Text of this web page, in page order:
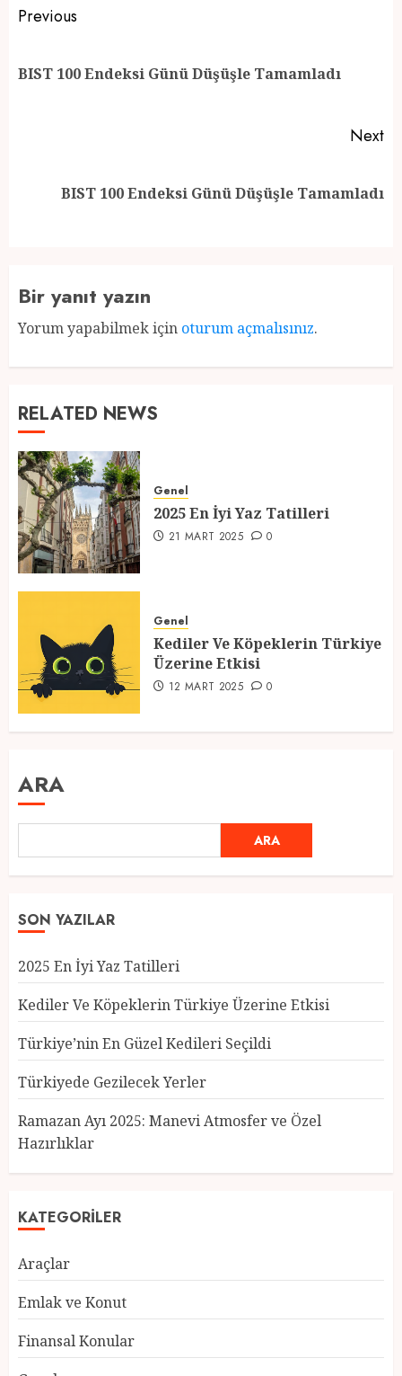
Post
Previous
BIST 100 Endeksi Günü Düşüşle Tamamladı
Next
BIST 100 Endeksi Günü Düşüşle Tamamladı
Bir yanıt yazın
Yorum yapabilmek için oturum açmalısınız.
RELATED NEWS
Genel
2025 En İyi Yaz Tatilleri
21 MART 2025 0
Genel
Kediler Ve Köpeklerin Türkiye
Üzerine Etkisi
12 MART 2025 0
ARA
ARA
SON YAZILAR
2025 En İyi Yaz Tatilleri
Kediler Ve Köpeklerin Türkiye Üzerine Etkisi
Türkiye’nin En Güzel Kedileri Seçildi
Türkiyede Gezilecek Yerler
Ramazan Ayı 2025: Manevi Atmosfer ve Özel
Hazırlıklar
KATEGORILER
Araçlar
Emlak ve Konut
Finansal Konular
Türkiye’nin En Güzel Kedileri
Seçildi
12 MART 2025
4